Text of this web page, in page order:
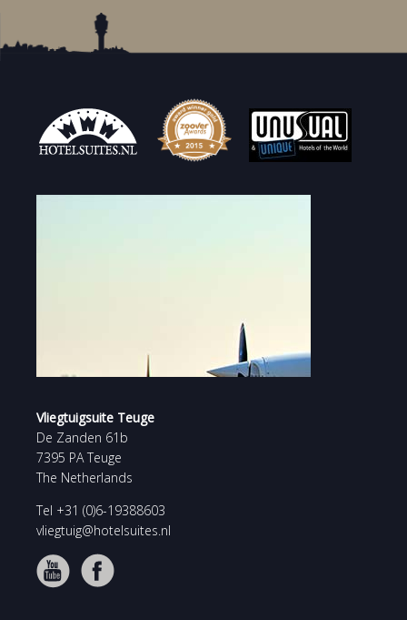
Vliegtuigsuite Teuge
De Zanden 61b
7395 PA Teuge
The Netherlands
Tel +31 (0)6-19388603
vliegtuig@hotelsuites.nl